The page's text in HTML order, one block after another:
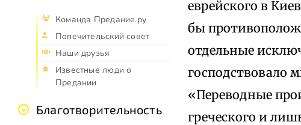
Команда Предание.ру
Попечительский совет
Наши друзья
Известные люди о
Предании
Благотворительность
еврейского в
бы
отдельные
господствовало
«Переводные
греческого и